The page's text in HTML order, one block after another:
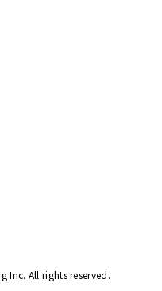
All rights reserved.